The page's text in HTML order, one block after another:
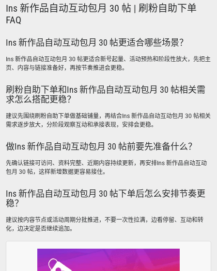
Ins 新作品自动互动包月 30 帖 | 刷粉自助下单
FAQ
Ins 新作品自动互动包月 30 帖更适合哪些场景？
Ins 新作品自动互动包月 30 帖更适合新号起量、活动预热和阶段性放大，先把主
页、内容与链接准备好，再按节奏推进会更稳。
刷粉自助下单和Ins 新作品自动互动包月 30 帖相关需
求怎么搭配更稳？
建议先围绕刷粉自助下单做基础铺量，再结合Ins 新作品自动互动包月 30 帖相关
需求逐步放大，分阶段观察互动和承接表现，安排会更稳。
做Ins 新作品自动互动包月 30 帖前要先准备什么？
先确认链接可访问、资料完整、近期内容持续更新，再安排Ins 新作品自动互动
包月 30 帖，这样新增数据更容易接住。
Ins 新作品自动互动包月 30 帖下单后怎么安排节奏更
稳？
建议按内容节点或活动周期分批推进，不要一次性拉满，边看停留、互动和转
化，边决定是否继续追加。